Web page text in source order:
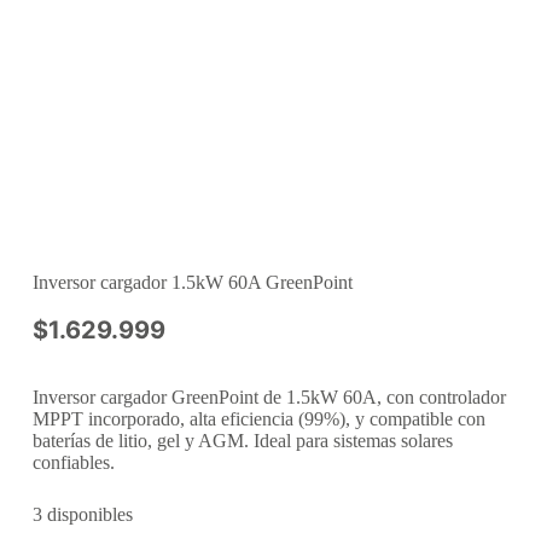
Inversor cargador 1.5kW 60A GreenPoint
$1.629.999
Inversor cargador GreenPoint de 1.5kW 60A, con controlador
MPPT incorporado, alta eficiencia (99%), y compatible con
baterías de litio, gel y AGM. Ideal para sistemas solares
confiables.
3 disponibles